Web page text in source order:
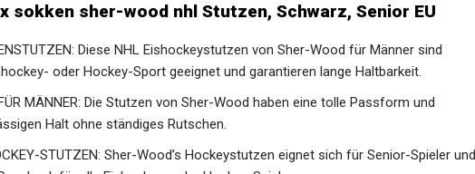
sokken sher-wood nhl Stutzen, Schwarz, Senior EU
Diese NHL Eishockeystutzen von Sher-Wood für Männer sind
oder Hockey-Sport geeignet und garantieren lange Haltbarkeit.
FÜR MÄNNER: Die Stutzen von Sher-Wood haben eine tolle Passform und
Halt ohne ständiges Rutschen.
STUTZEN: Sher-Wood’s Hockeystutzen eignet sich für Senior-Spieler und